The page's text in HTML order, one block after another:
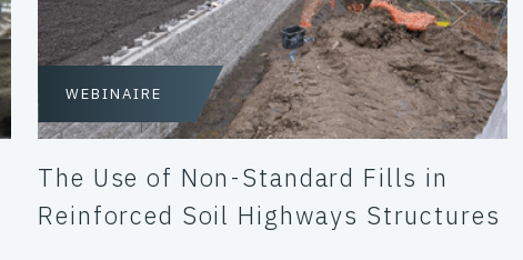
WEBINAIRE
The Use of Non-Standard Fills in
Reinforced Soil Highways Structures